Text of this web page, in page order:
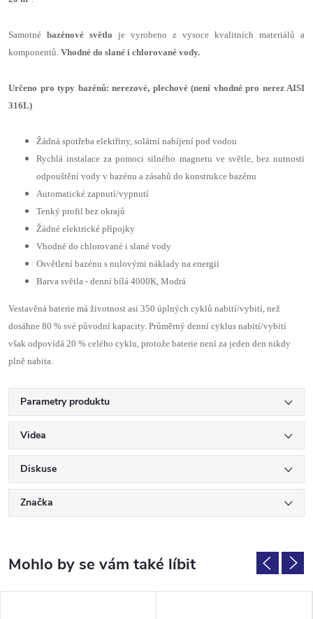
Samotné bazénové světlo je vyrobeno z vysoce kvalitních materiálů a
komponentů. Vhodné do slané i chlorované vody.
Určeno pro typy bazénů: nerezové, plechové (není vhodné pro nerez AISI
316L)
Žádná spotřeba elektřiny, solární nabíjení pod vodou
Rychlá instalace za pomoci silného magnetu ve světle, bez nutnosti
odpouštění vody v bazénu a zásahů do konstrukce bazénu
Automatické zapnutí/vypnutí
Tenký profil bez okrajů
Žádné elektrické přípojky
Vhodné do chlorované i slané vody
Osvětlení bazénu s nulovými náklady na energii
Barva světla - denní bílá 4000K, Modrá
Vestavěná baterie má životnost asi 350 úplných cyklů nabití/vybití, než
dosáhne 80 % své původní kapacity. Průměrný denní cyklus nabití/vybití
však odpovídá 20 % celého cyklu, protože baterie není za jeden den nikdy
plně nabita.
Parametry produktu
Videa
Diskuse
Značka